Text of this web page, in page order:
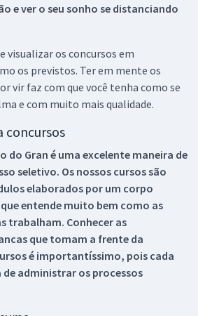
e ver o seu sonho se distanciando
visualizar os concursos em
os previstos. Ter em mente os
vir faz com que você tenha como se
e com muito mais qualidade.
concursos
do Gran é uma excelente maneira de
seletivo. Os nossos cursos são
elaborados por um corpo
entende muito bem como as
trabalham. Conhecer as
que tomam a frente da
é importantíssimo, pois cada
administrar os processos